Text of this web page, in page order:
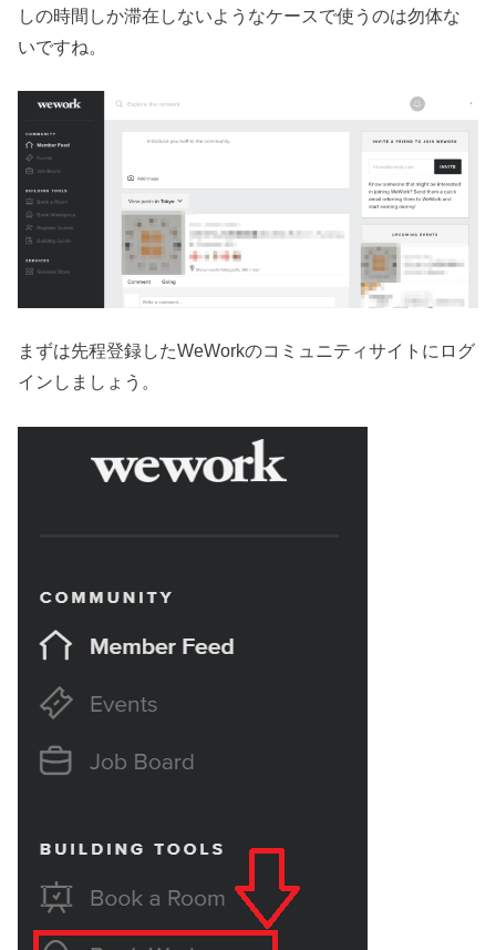
しの時間しか滞在しないようなケースで使うのは勿体な
いですね。
まずは先程登録したWeWorkのコミュニティサイトにログ
インしましょう。